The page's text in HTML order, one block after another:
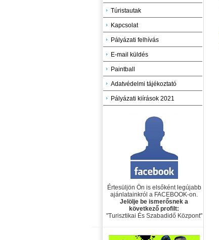
Túristautak
Kapcsolat
Pályázati felhívás
E-mail küldés
Paintball
Adatvédelmi tájékoztató
Pályázati kiírások 2021
Értesüljön Ön is elsőként legújabb
ajánlatainkról a FACEBOOK-on.
Jelölje be ismerősnek a
következő profilt:
"Turisztikai És Szabadidő Központ"